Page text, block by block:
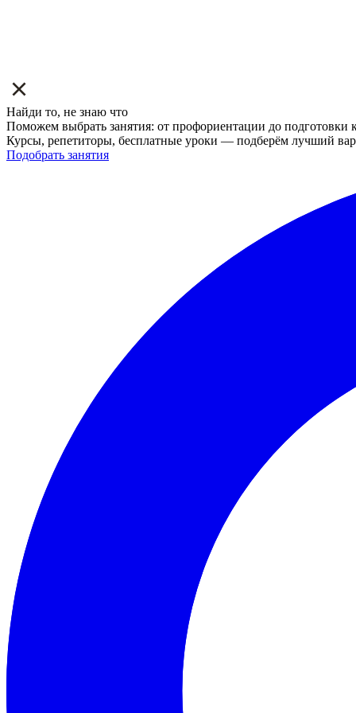
Найди то, не знаю что
Поможем выбрать занятия: от профориентации до подготовки
Курсы, репетиторы, бесплатные уроки — подберём лучший
Подобрать занятия